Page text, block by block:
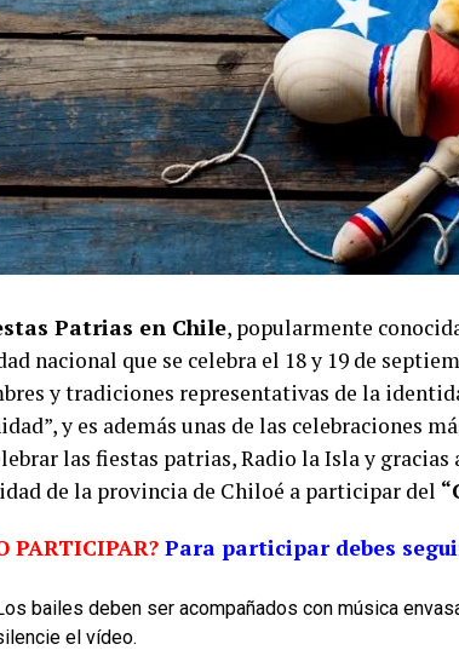
Patrias en Chile, popularmente
nacional que se celebra el 18 y 19 de
y tradiciones representativas de la
y es además unas de las celebraciones
las fiestas patrias, Radio la Isla y
de la provincia de Chiloé a participar del
PARTICIPAR? Para participar debes
bailes deben ser acompañados con música
el vídeo.